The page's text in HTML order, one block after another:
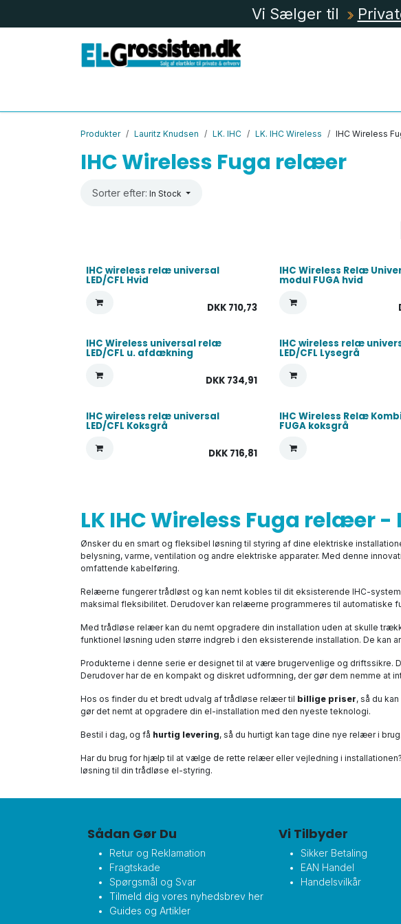
Vi Sælger til
Produkter Lauritz Knudsen LK. IHC LK. IHC Wireless IHC Wireless
IHC Wireless Fuga relæer
Sorter efter: In Stock
IHC wireless relæ universal
LED/CFL Hvid
DKK 710,73
IHC Wireless Relæ
modul FUGA hvid
IHC Wireless universal relæ
LED/CFL u. afdækning
DKK 734,91
IHC wireless relæ
LED/CFL Lysegrå
IHC wireless relæ universal
LED/CFL Koksgrå
DKK 716,81
IHC Wireless Relæ
FUGA koksgrå
LK IHC Wireless Fuga relæer
Ønsker du en smart og fleksibel løsning til styring af dine elektriske
belysning, varme, ventilation og andre elektriske apparater. Med denne
omfattende kabelføring.
Relæerne fungerer trådløst og kan nemt kobles til dit eksisterende IHC-
maksimal fleksibilitet. Derudover kan relæerne programmeres til
Med trådløse relæer kan du nemt opgradere din installation uden at skulle
funktionel løsning uden større indgreb i den eksisterende installation. De
Produkterne i denne serie er designet til at være brugervenlige og
Derudover har de en kompakt og diskret udformning, der gør dem nemme at
Hos os finder du et bredt udvalg af trådløse relæer til billige priser, så du
gør det nemt at opgradere din el-installation med den nyeste teknologi.
Bestil i dag, og få hurtig levering, så du hurtigt kan tage dine nye relæer i
Har du brug for hjælp til at vælge de rette relæer eller vejledning i
løsning til din trådløse el-styring.
Sådan Gør Du
Retur og Reklamation
Fragtskade
Spørgsmål og Svar
Tilmeld dig vores nyhedsbrev her
Guides og Artikler
Vi Tilbyder
Sikker Betaling
EAN Handel
Handelsvilkår